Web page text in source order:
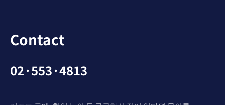
Contact
02·553·4813